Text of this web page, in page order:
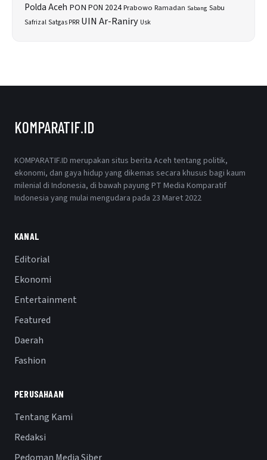
Polda Aceh PON PON 2024Prabowo Ramadan Sabang Sabu
SafrizalSatgas PRR UIN Ar-Raniry Usk
KOMPARATIF.ID
KOMPARATIF.ID merupakan situs berita Aceh tentang politik,
ekonomi, dan gaya hidup yang dikemas secara khusus bagi kaum
milenial di Indonesia, di bawah payung PT Media Komparatif
Indonesia yang mulai mengudara pada 23 Maret 2022
KANAL
Editorial
Ekonomi
Entertainment
Featured
Daerah
Fashion
PERUSAHAAN
Tentang Kami
Redaksi